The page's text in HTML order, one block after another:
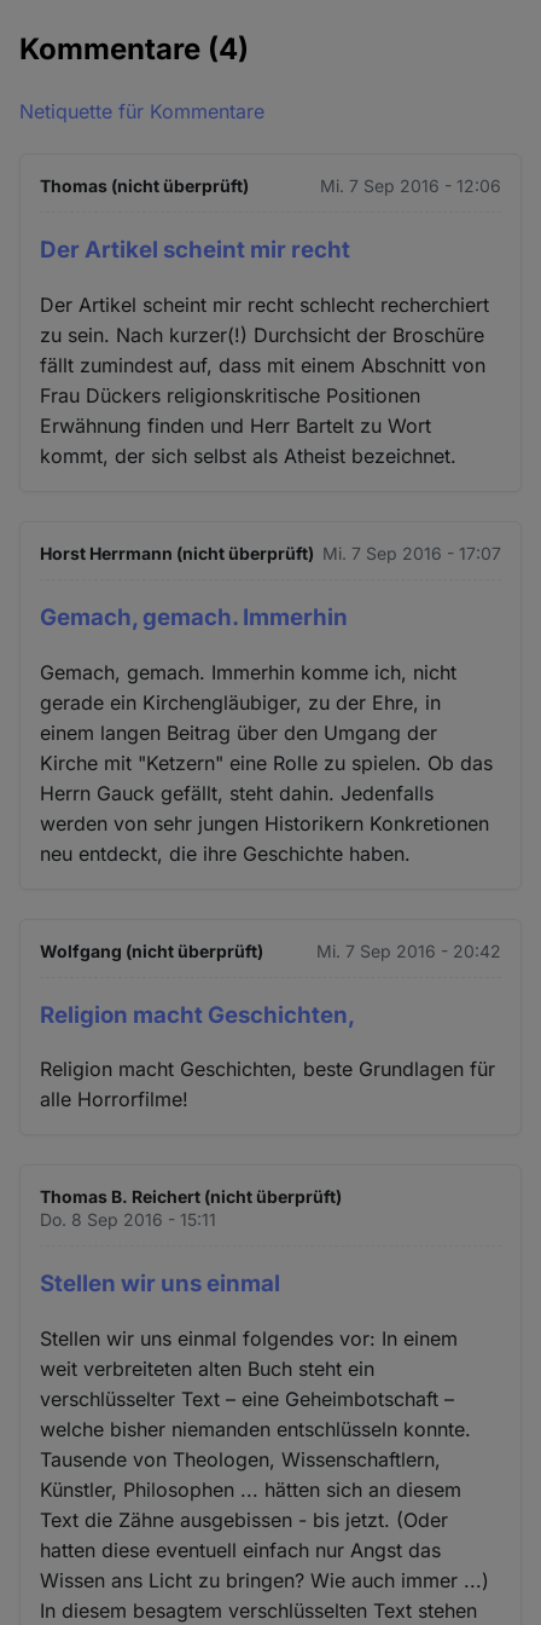
Kommentare (4)
Netiquette für Kommentare
Thomas (nicht überprüft) Mi. 7 Sep 2016 - 12:06
Der Artikel scheint mir recht
Der Artikel scheint mir recht schlecht recherchiert
zu sein. Nach kurzer(!) Durchsicht der Broschüre
fällt zumindest auf, dass mit einem Abschnitt von
Frau Dückers religionskritische Positionen
Erwähnung finden und Herr Bartelt zu Wort
kommt, der sich selbst als Atheist bezeichnet.
Horst Herrmann (nicht überprüft) Mi. 7 Sep 2016 - 17:07
Gemach, gemach. Immerhin
Gemach, gemach. Immerhin komme ich, nicht
gerade ein Kirchengläubiger, zu der Ehre, in
einem langen Beitrag über den Umgang der
Kirche mit "Ketzern" eine Rolle zu spielen. Ob das
Herrn Gauck gefällt, steht dahin. Jedenfalls
werden von sehr jungen Historikern Konkretionen
neu entdeckt, die ihre Geschichte haben.
Wolfgang (nicht überprüft) Mi. 7 Sep 2016 - 20:42
Religion macht Geschichten,
Religion macht Geschichten, beste Grundlagen für
alle Horrorfilme!
Thomas B. Reichert (nicht überprüft)
Do. 8 Sep 2016 - 15:11
Stellen wir uns einmal
Stellen wir uns einmal folgendes vor: In einem
weit verbreiteten alten Buch steht ein
verschlüsselter Text – eine Geheimbotschaft –
welche bisher niemanden entschlüsseln konnte.
Tausende von Theologen, Wissenschaftlern,
Künstler, Philosophen ... hätten sich an diesem
Text die Zähne ausgebissen - bis jetzt. (Oder
hatten diese eventuell einfach nur Angst das
Wissen ans Licht zu bringen? Wie auch immer ...)
In diesem besagtem verschlüsselten Text stehen